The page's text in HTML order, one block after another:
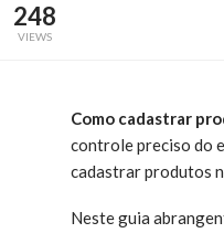
248
VIEWS
Como cadastrar
controle preciso do
cadastrar produtos
Neste guia